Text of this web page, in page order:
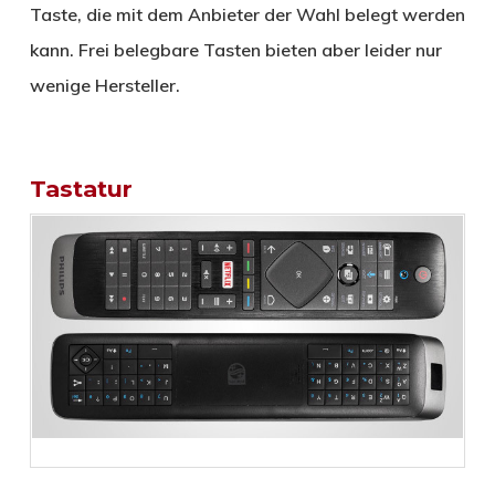
Taste, die mit dem Anbieter der Wahl belegt werden
kann. Frei belegbare Tasten bieten aber leider nur
wenige Hersteller.
Tastatur